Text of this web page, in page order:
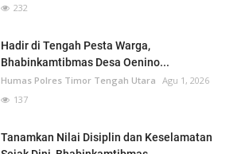
232
Hadir di Tengah Pesta Warga,
Bhabinkamtibmas Desa Oenino...
Humas Polres Timor Tengah Utara Agu 1, 2026
137
Tanamkan Nilai Disiplin dan Keselamatan